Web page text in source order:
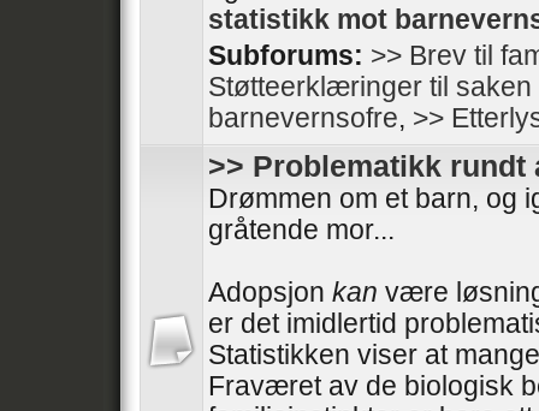
statistikk mot
Subforums: >> Brev til
Støtteerklæringer til saken
barnevernsofre, >>
>> Problematikk rundt
Drømmen om et barn, og
gråtende mor...
Adopsjon kan være
er det imidlertid
Statistikken viser at
Fraværet av de biologisk